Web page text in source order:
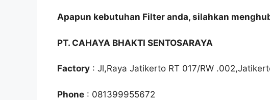
Apapun kebutuhan Filter anda, silahkan
PT. CAHAYA BHAKTI SENTOSARAYA
Factory : Jl,Raya Jatikerto RT 017/RW
Phone : 081399955672